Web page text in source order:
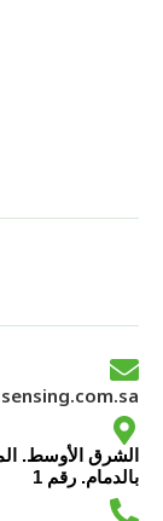
الشرق الأوسط.
بالدمام. رقم 1